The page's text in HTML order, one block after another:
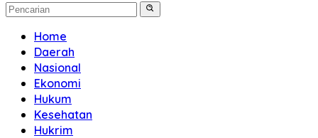
Home
Daerah
Nasional
Ekonomi
Hukum
Kesehatan
Hukrim